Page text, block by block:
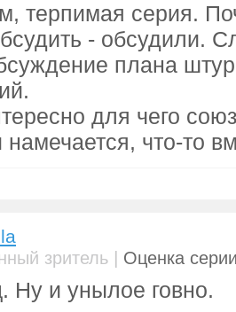
терпимая серия.
- обсудили.
плана
для чего
что-то
зритель | Оценка
Ну и унылое говно.